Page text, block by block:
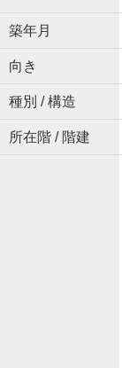
築年月
向き
種別 / 構造
所在階 / 階建